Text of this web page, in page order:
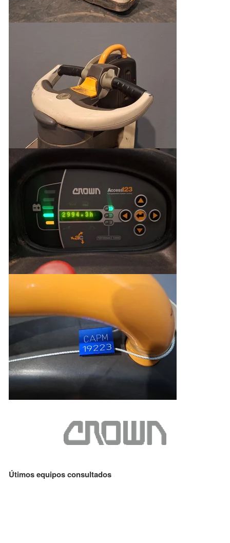
Útimos equipos consultados